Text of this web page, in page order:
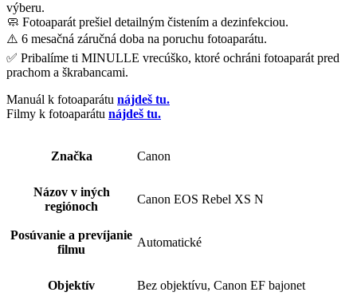
výberu.
🧼 Fotoaparát prešiel detailným čistením a dezinfekciou.
⚠️ 6 mesačná záručná doba na poruchu fotoaparátu.
✅ Pribalíme ti MINULLE vrecúško, ktoré ochráni fotoaparát pred
prachom a škrabancami.
Manuál k fotoaparátu nájdeš tu.
Filmy k fotoaparátu nájdeš tu.
Značka Canon
Názov v iných
regiónoch
Canon EOS Rebel XS N
Posúvanie a prevíjanie
filmu
Automatické
Objektív Bez objektívu, Canon EF bajonet